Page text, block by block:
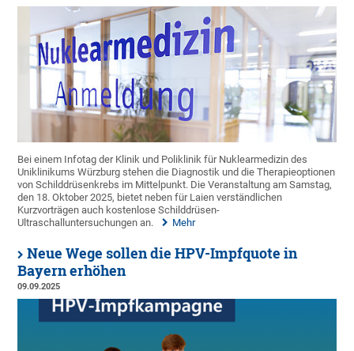
Bei einem Infotag der Klinik und Poliklinik für Nuklearmedizin des
Uniklinikums Würzburg stehen die Diagnostik und die Therapieoptionen
von Schilddrüsenkrebs im Mittelpunkt. Die Veranstaltung am Samstag,
den 18. Oktober 2025, bietet neben für Laien verständlichen
Kurzvorträgen auch kostenlose Schilddrüsen-
Ultraschalluntersuchungen an.
Mehr
Neue Wege sollen die HPV-Impfquote in
Bayern erhöhen
09.09.2025